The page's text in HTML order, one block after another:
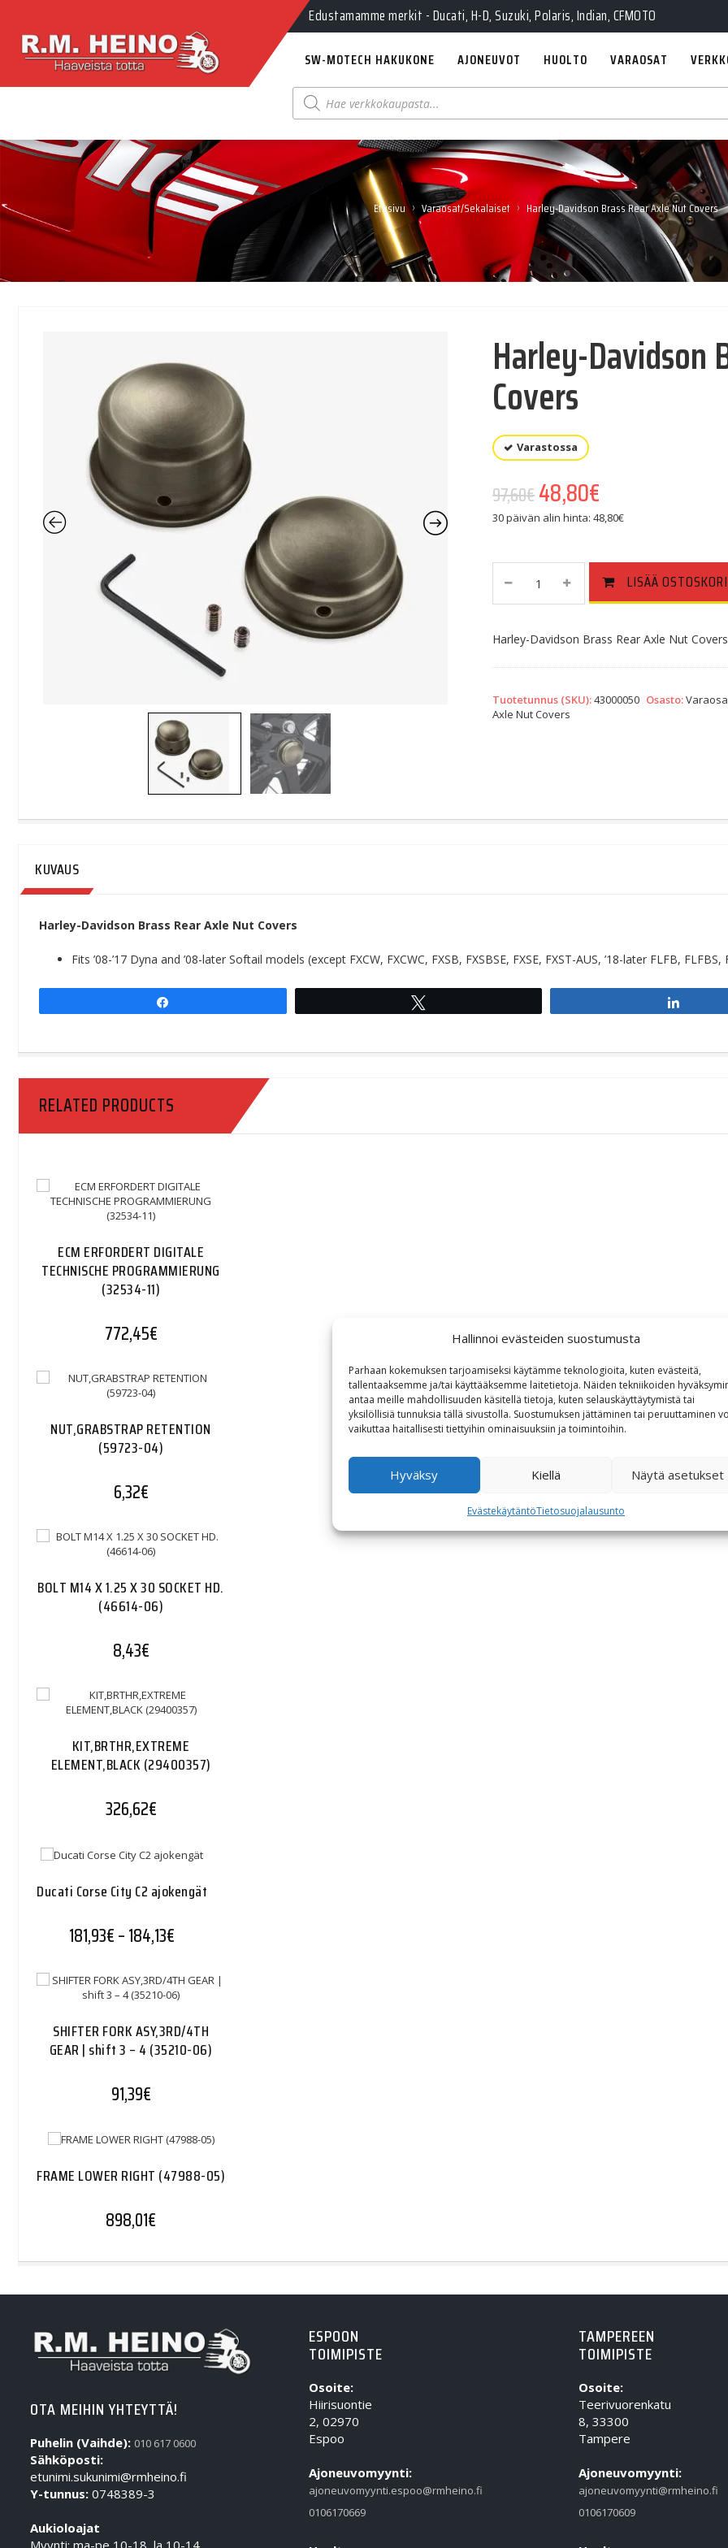
Hallinnoi evästeiden suostumusta
Parhaan kokemuksen tarjoamiseksi käytämme teknologioita, kuten evästeitä,
tallentaaksemme ja/tai käyttääksemme laitetietoja. Näiden tekniikoiden
antaa meille mahdollisuuden käsitellä tietoja, kuten selauskäyttäytymistä tai
yksilöllisiä tunnuksia tällä sivustolla. Suostumuksen jättäminen tai peruuttaminen
vaikuttaa haitallisesti tiettyihin ominaisuuksiin ja toimintoihin.
Hyväksy Kiellä Näytä asetukset
EvästekäytäntöTietosuojalausunto
Myynti Ma-Pe 10-18, La 10-14, Huolto Ma-Pe 9-17
Edustamamme merkit - Ducati, H-D, Suzuki, Polaris, Indian, CFMOTO
SW-MOTECH HAKUKONE AJONEUVOT HUOLTO VARAOSAT
Products
search
Etusivu › Varaosat/Sekalaiset › Harley-Davidson Brass Rear Axle Nut Covers
Harley-Davidson
Covers
Varastossa
97,60€Alkuperäinen hinta oli:
48,80€
30 päivän alin hinta:48,80€
Harley-
Axle
Quantity
LISÄÄ
Harley-Davidson Brass Rear Axle Nut Covers
Tuotetunnus (SKU):43000050 Osasto:
Axle Nut Covers
KUVAUS
Harley-Davidson Brass Rear Axle Nut Covers
Fits ’08-’17 Dyna and ’08-later Softail models (except FXCW, FXCWC, FXSB, FXSBSE, FXSE, FXST-AUS, ’18-later FLFB,
RELATED PRODUCTS
ECM ERFORDERT DIGITALE
TECHNISCHE PROGRAMMIERUNG
(32534-11)
772,45€
NUT,GRABSTRAP RETENTION
(59723-04)
6,32€
BOLT M14 X 1.25 X 30 SOCKET HD.
(46614-06)
8,43€
KIT,BRTHR,EXTREME
ELEMENT,BLACK (29400357)
326,62€
Ducati Corse City C2 ajokengät
181,93€–184,13€
SHIFTER FORK ASY,3RD/4TH
GEAR | shift 3 – 4 (35210-06)
91,39€
FRAME LOWER RIGHT (47988-05)
898,01€
OTA MEIHIN YHTEYTTÄ!
Puhelin (Vaihde): 010 617 0600
Sähköposti:
etunimi.sukunimi@rmheino.fi
Y-tunnus: 0748389-3
Aukioloajat
ESPOON
TOIMIPISTE
Osoite:
Hiirisuontie
2, 02970
Espoo
Ajoneuvomyynti:
ajoneuvomyynti.espoo@rmheino.fi
0106170669
TAMPEREEN
TOIMIPISTE
Osoite:
Teerivuorenkatu
8, 33300
Tampere
Ajoneuvomyynti:
ajoneuvomyynti@rmheino.fi
0106170609